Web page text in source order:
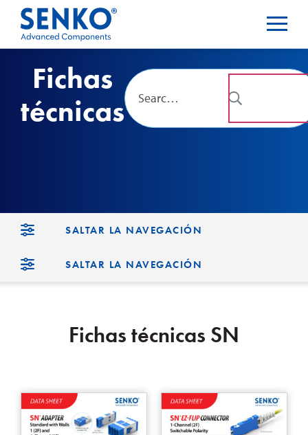
Fichas
técnicas
SALTAR LA NAVEGACIÓN
SALTAR LA NAVEGACIÓN
Fichas técnicas SN